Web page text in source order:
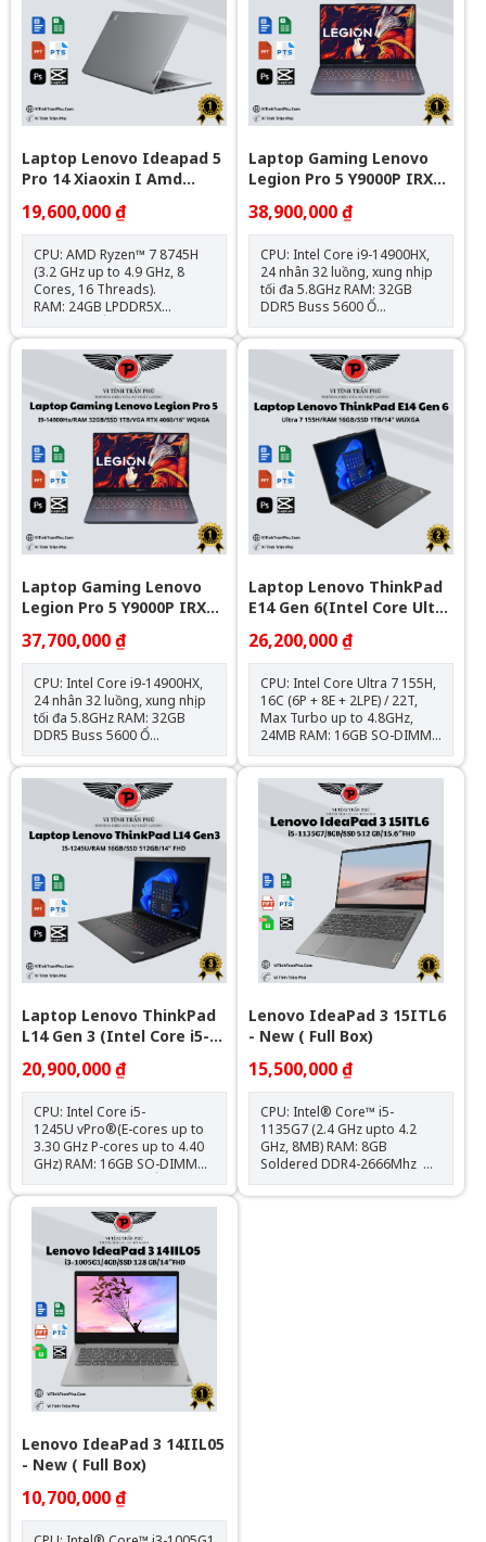
500nits, độ phủ màu 100%
DCI-P3 Webcam: 1080P Full
HD IR Camera With Face
Recognition Cổng kết
nối: USB-A 3.2, USB-C, HDMI,
khe thẻ SD, jack tai nghe 3.5
Trọng lượng: 1.49 kg
Laptop Lenovo Ideapad 5
Pro 14 Xiaoxin I Amd
Ryzen7 8745H \ 24G R5
6400 \ 1T Ssd M2 Nvme \
14" 2,8K Oled 120Hz I Amd
Radeon™ 780M
19,600,000 ₫
CPU: AMD Ryzen™ 7 8745H
(3.2 GHz up to 4.9 GHz, 8
Cores, 16 Threads).
RAM: 24GB LPDDR5X
6400MHz. Ổ cứng: 1TB SSD
M.2 NVMe PCIe. Card đồ
họa: AMD Radeon™ 780M.
Màn hình: 14 inch OLED, 2.8K,
120Hz, HDR True Black 500,
100% DCI-P3. Pin: 84Wh, hỗ
trợ sạc nhanh 100W Type-C.
Trọng lượng: Chỉ 1.46 kg, tiện
lợi di chuyển. Kết nối: HDMI,
USB-C, USB 4, USB-A 3.2
Gen1.
Laptop Gaming Lenovo
Legion Pro 5 Y9000P IRX9 (
I9-14900Hx\Ram 32G\1T
Ssd\Rtx 4070\16” WQXGA\
Win 11\GREY_Nk)
38,900,000 ₫
CPU: Intel Core i9-14900HX,
24 nhân 32 luồng, xung nhịp
tối đa 5.8GHz RAM: 32GB
DDR5 Buss 5600 Ổ
cứng: 1TB M.2 PCIe NVMe
SSD Card đồ họa: NVIDIA
GeForce RTX 4070 8GB
WQXGA 240Hz, 100% sRGB,
HDR400, Dolby Vision™, G-
SYNC® Cổng kết nối: USB-C
140W, HDMI 8K, RJ-45, USB
3.2 Gen 1 Trọng
lượng: ~2.35kg | Pin: 80Wh
Hệ điều hành: Windows 11
bản quyền Bảo hành: 12
tháng
Laptop Gaming Lenovo
Legion Pro 5 Y9000P IRX9 (
I9-14900Hx\Ram 32G\1T
Ssd\Rtx 4060\16” WQXGA\
Win 11\GREY_Nk)
37,700,000 ₫
CPU: Intel Core i9-14900HX,
24 nhân 32 luồng, xung nhịp
tối đa 5.8GHz RAM: 32GB
DDR5 Buss 5600 Ổ
cứng: 1TB M.2 PCIe NVMe
SSD Card đồ họa: NVIDIA
GeForce RTX 4060 8GB Màn
hình: 16 inch WQXGA 240Hz,
100% sRGB, HDR400, Dolby
Vision™, G-SYNC® Cổng kết
nối: USB-C 140W, HDMI 8K,
RJ-45, USB 3.2 Gen 1 Trọng
lượng: ~2.35kg | Pin: 80Wh
Hệ điều hành: Windows 11
bản quyền Bảo hành: 12
tháng
Laptop Lenovo ThinkPad
E14 Gen 6(Intel Core Ultra
7 155H | 16GB | 1TB |
Intel Arc | 14 inch WUXGA
| NoOS | Đen)
26,200,000 ₫
CPU: Intel Core Ultra 7 155H,
16C (6P + 8E + 2LPE) / 22T,
Max Turbo up to 4.8GHz,
24MB RAM: 16GB SO-DIMM
DDR5-5600 (Up to 64GB
DDR5-5600) Ổ cứng: 1TB SSD
M.2 2242 PCIe® 4.0x4
NVMe® Opal 2.0 VGA:
Integrated Intel® Arc™
Graphics Màn hình: 14"
WUXGA (1920x1200) IPS
300nits Anti-glare, 45%
NTSCPin: 3 cell/47Wh Cân
nặng: 1.44 kg Tính năng: Bảo
mật vân tay, đèn nền bàn
OS
Laptop Lenovo ThinkPad
L14 Gen 3 (Intel Core i5-
1245U | 16GB | 512GB |
Intel Iris Xe | 14 inch FHD)
20,900,000 ₫
CPU: Intel Core i5-
1245U vPro®(E-cores up to
3.30 GHz P-cores up to 4.40
GHz) RAM: 16GB SO-DIMM
DDR4-3200 (2 khe) Ổ cứng:
512GB SSD M.2 2242 PCIe®
4.0x4 NVMe® Opal 2.0 VGA:
Integrated Intel Iris Xe
Graphics Màn hình: 14" FHD
(1920x1080) IPS 250nits Anti-
glare, 45% NTSCPin: 3 cell
/42Wh Cân nặng: 1.39 kg
Tính năng: Bảo mật vân tay
Màu sắc: Đen OS: No OS
Lenovo IdeaPad 3 15ITL6
- New ( Full Box)
15,500,000 ₫
CPU: Intel® Core™ i5-
1135G7 (2.4 GHz upto 4.2
GHz, 8MB) RAM: 8GB
Soldered DDR4-2666Mhz Ổ
cứng: 512GB SSD M.2 2242
PCIe 3.0x2 NVMe VGA:
Lenovo IdeaPad 3 14IIL05
- New ( Full Box)
10,700,000 ₫